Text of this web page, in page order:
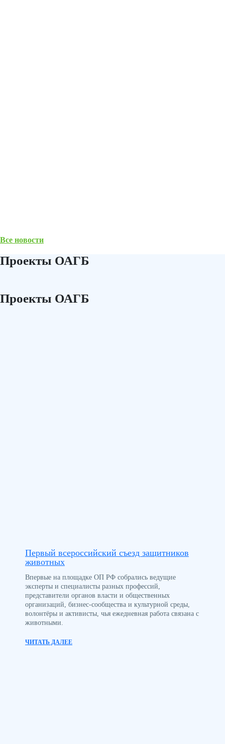
Все новости
Проекты ОАГБ
Проекты ОАГБ
Первый всероссийский съезд защитников
животных
Впервые на площадке ОП РФ собрались ведущие
эксперты и специалисты разных профессий,
представители органов власти и общественных
организаций, бизнес-сообщества и культурной среды,
волонтёры и активисты, чья ежедневная работа связана с
животными.
ЧИТАТЬ ДАЛЕЕ